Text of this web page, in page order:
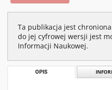
Ta publikacja jest
do jej cyfrowej wersji jest
Informacji Naukowej.
OPIS